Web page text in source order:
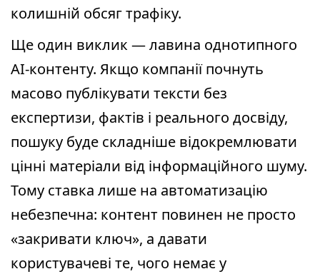
колишній обсяг трафіку.
Ще один виклик — лавина однотипного
AI-контенту. Якщо компанії почнуть
масово публікувати тексти без
експертизи, фактів і реального досвіду,
пошуку буде складніше відокремлювати
цінні матеріали від інформаційного шуму.
Тому ставка лише на автоматизацію
небезпечна: контент повинен не просто
«закривати ключ», а давати
користувачеві те, чого немає у